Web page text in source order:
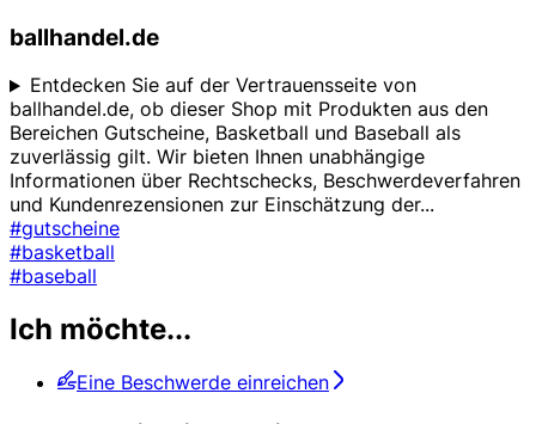
ballhandel.de
Entdecken Sie auf der Vertrauensseite von
ballhandel.de, ob dieser Shop mit Produkten aus den
Bereichen Gutscheine, Basketball und Baseball als
zuverlässig gilt. Wir bieten Ihnen unabhängige
Informationen über Rechtschecks, Beschwerdeverfahren
und Kundenrezensionen zur Einschätzung der...
#gutscheine
#basketball
#baseball
Ich möchte...
Eine Beschwerde einreichen